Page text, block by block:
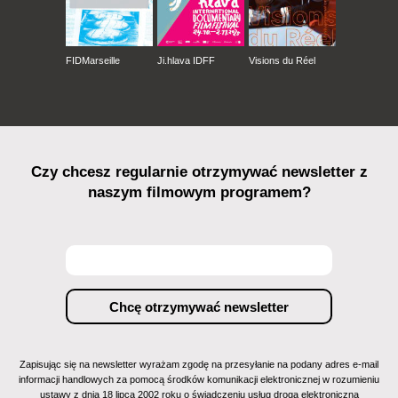
FIDMarseille Ji.hlava IDFF Visions du Réel
Czy chcesz regularnie otrzymywać newsletter z
naszym filmowym programem?
Zapisując się na newsletter wyrażam zgodę na przesyłanie na podany adres e-mail
informacji handlowych za pomocą środków komunikacji elektronicznej w rozumieniu
ustawy z dnia 18 lipca 2002 roku o świadczeniu usług drogą elektroniczną